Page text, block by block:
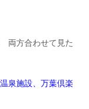
両方合わせて見た
泉施設、万葉倶楽